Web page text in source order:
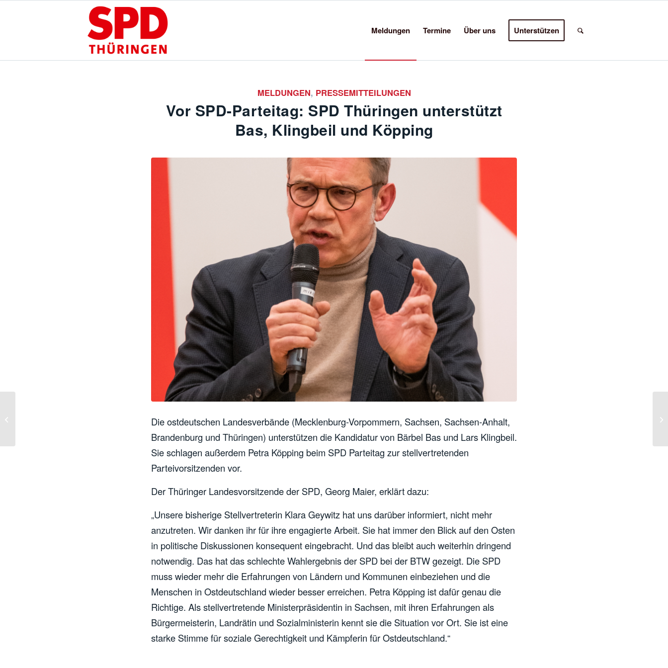
Meldungen Termine Über uns Unterstützen
MELDUNGEN, PRESSEMITTEILUNGEN
Vor SPD-Parteitag: SPD Thüringen unterstützt
Bas, Klingbeil und Köpping
Die ostdeutschen Landesverbände (Mecklenburg-Vorpommern, Sachsen, Sachsen-Anhalt,
Brandenburg und Thüringen) unterstützen die Kandidatur von Bärbel Bas und Lars Klingbeil.
Sie schlagen außerdem Petra Köpping beim SPD Parteitag zur stellvertretenden
Parteivorsitzenden vor.
Der Thüringer Landesvorsitzende der SPD, Georg Maier, erklärt dazu:
„Unsere bisherige Stellvertreterin Klara Geywitz hat uns darüber informiert, nicht mehr
anzutreten. Wir danken ihr für ihre engagierte Arbeit. Sie hat immer den Blick auf den Osten
in politische Diskussionen konsequent eingebracht. Und das bleibt auch weiterhin dringend
notwendig. Das hat das schlechte Wahlergebnis der SPD bei der BTW gezeigt. Die SPD
muss wieder mehr die Erfahrungen von Ländern und Kommunen einbeziehen und die
Menschen in Ostdeutschland wieder besser erreichen. Petra Köpping ist dafür genau die
Richtige. Als stellvertretende Ministerpräsidentin in Sachsen, mit ihren Erfahrungen als
Bürgermeisterin, Landrätin und Sozialministerin kennt sie die Situation vor Ort. Sie ist eine
starke Stimme für soziale Gerechtigkeit und Kämpferin für Ostdeutschland.“